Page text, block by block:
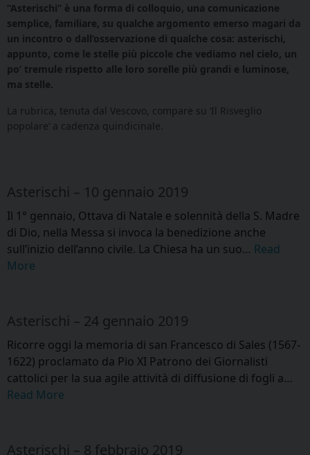
“Asterischi” è una forma di colloquio, una comunicazione
semplice, familiare, su qualche argomento emerso magari da
un incontro o dall’osservazione di qualche cosa: asterischi,
appunto, come le stelle più piccole che vediamo nel cielo, un
po’ tremule rispetto alle loro sorelle più grandi e luminose,
ma stelle.
La rubrica, tenuta dal Vescovo, compare su ‘Il Risveglio
popolare’ a cadenza quindicinale.
Asterischi – 10 gennaio 2019
Il 1° gennaio, Ottava di Natale e solennità della S. Madre
di Dio, nella Messa si invoca la benedizione anche
sull’inizio dell’anno civile. La Chiesa ha un suo… Read
More
Asterischi – 24 gennaio 2019
Ricorre oggi la memoria di san Francesco di Sales (1567-
1622) proclamato da Pio XI Patrono dei Giornalisti
cattolici per la sua agile attività di diffusione di fogli a…
Read More
Asterischi – 8 febbraio 2019